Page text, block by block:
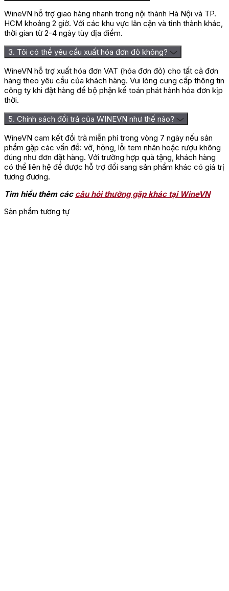
WineVN hỗ trợ giao hàng nhanh trong nội thành Hà Nội và TP.
HCM khoảng 2 giờ. Với các khu vực lân cận và tỉnh thành khác,
thời gian từ 2-4 ngày tùy địa điểm.
3. Tôi có thể yêu cầu xuất hóa đơn đỏ không?
WineVN hỗ trợ xuất hóa đơn VAT (hóa đơn đỏ) cho tất cả đơn
hàng theo yêu cầu của khách hàng. Vui lòng cung cấp thông tin
công ty khi đặt hàng để bộ phận kế toán phát hành hóa đơn kịp
thời.
5. Chính sách đổi trả của WINEVN như thế nào?
WineVN cam kết đổi trả miễn phí trong vòng 7 ngày nếu sản
phẩm gặp các vấn đề: vỡ, hỏng, lỗi tem nhãn hoặc rượu không
đúng như đơn đặt hàng. Với trường hợp quà tặng, khách hàng
có thể liên hệ để được hỗ trợ đổi sang sản phẩm khác có giá trị
tương đương.
Tìm hiểu thêm các câu hỏi thường gặp khác tại WineVN
Sản phẩm tương tự